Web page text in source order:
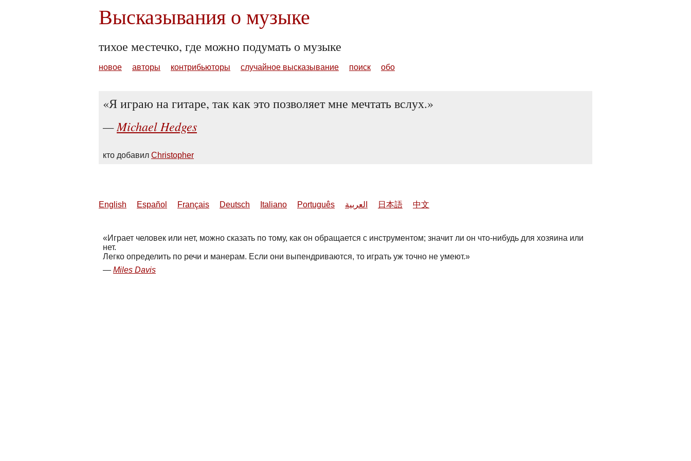
Высказывания о музыке
тихое местечко, где можно подумать о музыке
новое авторы контрибьюторы случайное высказывание поиск обо
Я играю на гитаре, так как это позволяет мне мечтать вслух.
Michael Hedges
кто добавил Christopher
English Español Français Deutsch Italiano Português العربية 日本語 中文
Играет человек или нет, можно сказать по тому, как он обращается с инструментом; значит ли он что-нибудь для хозяина или
нет.
Легко определить по речи и манерам. Если они выпендриваются, то играть уж точно не умеют.
Miles Davis